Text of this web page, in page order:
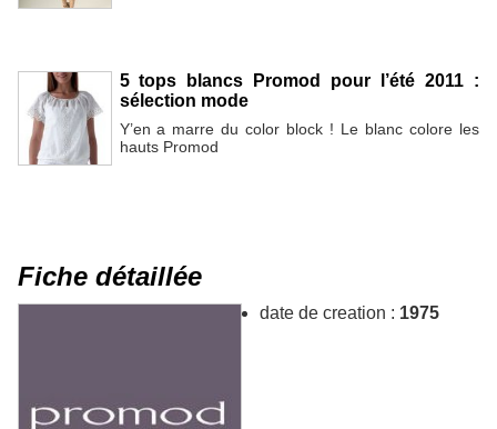
5 tops blancs Promod pour l’été 2011 :
sélection mode
Y’en a marre du color block ! Le blanc colore les
hauts Promod
Fiche détaillée
date de creation : 1975